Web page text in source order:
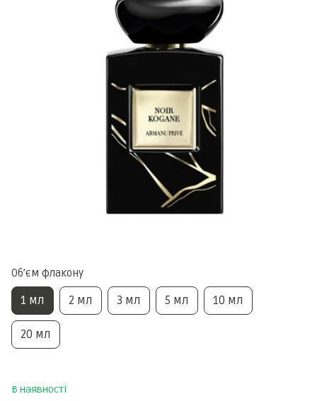
Обʼєм флакону
1 мл 2 мл 3 мл 5 мл 10 мл
20 мл
В наявності